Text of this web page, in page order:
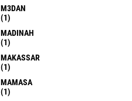
M3DAN
(1)
MADINAH
(1)
MAKASSAR
(1)
MAMASA
(1)